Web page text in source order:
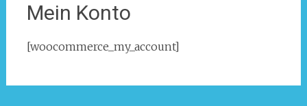
Mein Konto
[woocommerce_my_account]